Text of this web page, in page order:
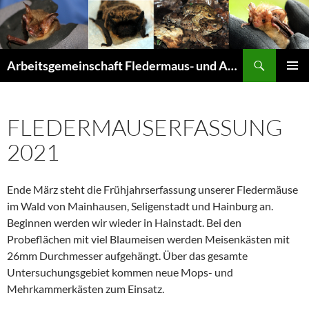
Arbeitsgemeinschaft Fledermaus- und Amphibienschutz Seligenstadt und Mainhausen
FLEDERMAUSERFASSUNG
2021
Ende März steht die Frühjahrserfassung unserer Fledermäuse
im Wald von Mainhausen, Seligenstadt und Hainburg an.
Beginnen werden wir wieder in Hainstadt. Bei den
Probeflächen mit viel Blaumeisen werden Meisenkästen mit
26mm Durchmesser aufgehängt. Über das gesamte
Untersuchungsgebiet kommen neue Mops- und
Mehrkammerkästen zum Einsatz.